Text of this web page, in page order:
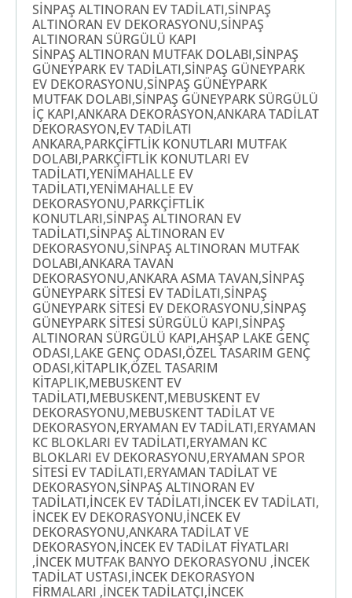
SİNPAŞ ALTINORAN EV TADİLATI,SİNPAŞ
ALTINORAN EV DEKORASYONU,SİNPAŞ
ALTINORAN SÜRGÜLÜ KAPI
SİNPAŞ ALTINORAN MUTFAK DOLABI,SİNPAŞ
GÜNEYPARK EV TADİLATI,SİNPAŞ GÜNEYPARK
EV DEKORASYONU,SİNPAŞ GÜNEYPARK
MUTFAK DOLABI,SİNPAŞ GÜNEYPARK SÜRGÜLÜ
İÇ KAPI,ANKARA DEKORASYON,ANKARA TADİLAT
DEKORASYON,EV TADİLATI
ANKARA,PARKÇİFTLİK KONUTLARI MUTFAK
DOLABI,PARKÇİFTLİK KONUTLARI EV
TADİLATI,YENİMAHALLE EV
TADİLATI,YENİMAHALLE EV
DEKORASYONU,PARKÇİFTLİK
KONUTLARI,SİNPAŞ ALTINORAN EV
TADİLATI,SİNPAŞ ALTINORAN EV
DEKORASYONU,SİNPAŞ ALTINORAN MUTFAK
DOLABI,ANKARA TAVAN
DEKORASYONU,ANKARA ASMA TAVAN,SİNPAŞ
GÜNEYPARK SİTESİ EV TADİLATI,SİNPAŞ
GÜNEYPARK SİTESİ EV DEKORASYONU,SİNPAŞ
GÜNEYPARK SİTESİ SÜRGÜLÜ KAPI,SİNPAŞ
ALTINORAN SÜRGÜLÜ KAPI,AHŞAP LAKE GENÇ
ODASI,LAKE GENÇ ODASI,ÖZEL TASARIM GENÇ
ODASI,KİTAPLIK,ÖZEL TASARIM
KİTAPLIK,MEBUSKENT EV
TADİLATI,MEBUSKENT,MEBUSKENT EV
DEKORASYONU,MEBUSKENT TADİLAT VE
DEKORASYON,ERYAMAN EV TADİLATI,ERYAMAN
KC BLOKLARI EV TADİLATI,ERYAMAN KC
BLOKLARI EV DEKORASYONU,ERYAMAN SPOR
SİTESİ EV TADİLATI,ERYAMAN TADİLAT VE
DEKORASYON,SİNPAŞ ALTINORAN EV
TADİLATI,İNCEK EV TADİLATI,İNCEK EV TADİLATI,
İNCEK EV DEKORASYONU,İNCEK EV
DEKORASYONU,ANKARA TADİLAT VE
DEKORASYON,İNCEK EV TADİLAT FİYATLARI
,İNCEK MUTFAK BANYO DEKORASYONU ,İNCEK
TADİLAT USTASI,İNCEK DEKORASYON
FİRMALARI ,İNCEK TADİLATÇI,İNCEK